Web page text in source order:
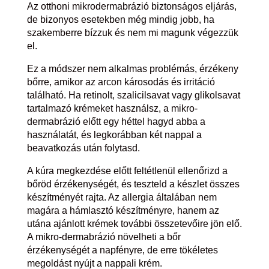
Az otthoni mikrodermabrázió biztonságos eljárás,
de bizonyos esetekben még mindig jobb, ha
szakemberre bízzuk és nem mi magunk végezzük
el.
Ez a módszer nem alkalmas problémás, érzékeny
bőrre, amikor az arcon károsodás és irritáció
található. Ha retinolt, szalicilsavat vagy glikolsavat
tartalmazó krémeket használsz, a mikro-
dermabrázió előtt egy héttel hagyd abba a
használatát, és legkorábban két nappal a
beavatkozás után folytasd.
A kúra megkezdése előtt feltétlenül ellenőrizd a
bőröd érzékenységét, és teszteld a készlet összes
készítményét rajta. Az allergia általában nem
magára a hámlasztó készítményre, hanem az
utána ajánlott krémek további összetevőire jön elő.
A mikro-dermabrázió növelheti a bőr
érzékenységét a napfényre, de erre tökéletes
megoldást nyújt a nappali krém.